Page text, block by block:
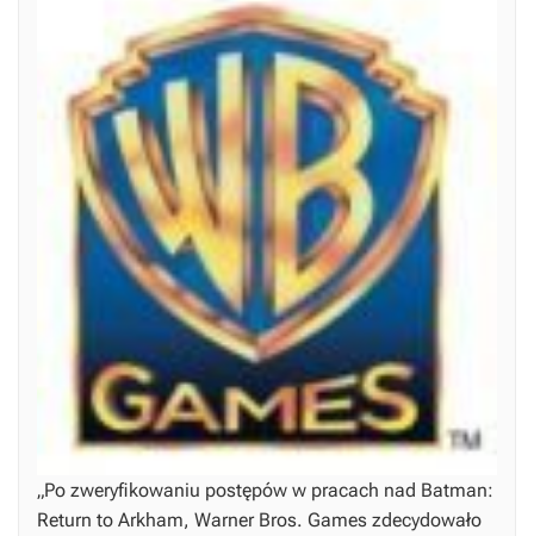
„Po zweryfikowaniu postępów w pracach nad Batman:
Return to Arkham, Warner Bros. Games zdecydowało